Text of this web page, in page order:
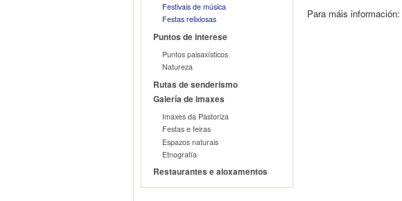
Festivais de música
Festas relixiosas
Puntos de interese
Puntos paisaxísticos
Natureza
Rutas de senderismo
Galería de imaxes
Imaxes da Pastoriza
Festas e feiras
Espazos naturais
Etnografía
Restaurantes e aloxamentos
Para máis información: